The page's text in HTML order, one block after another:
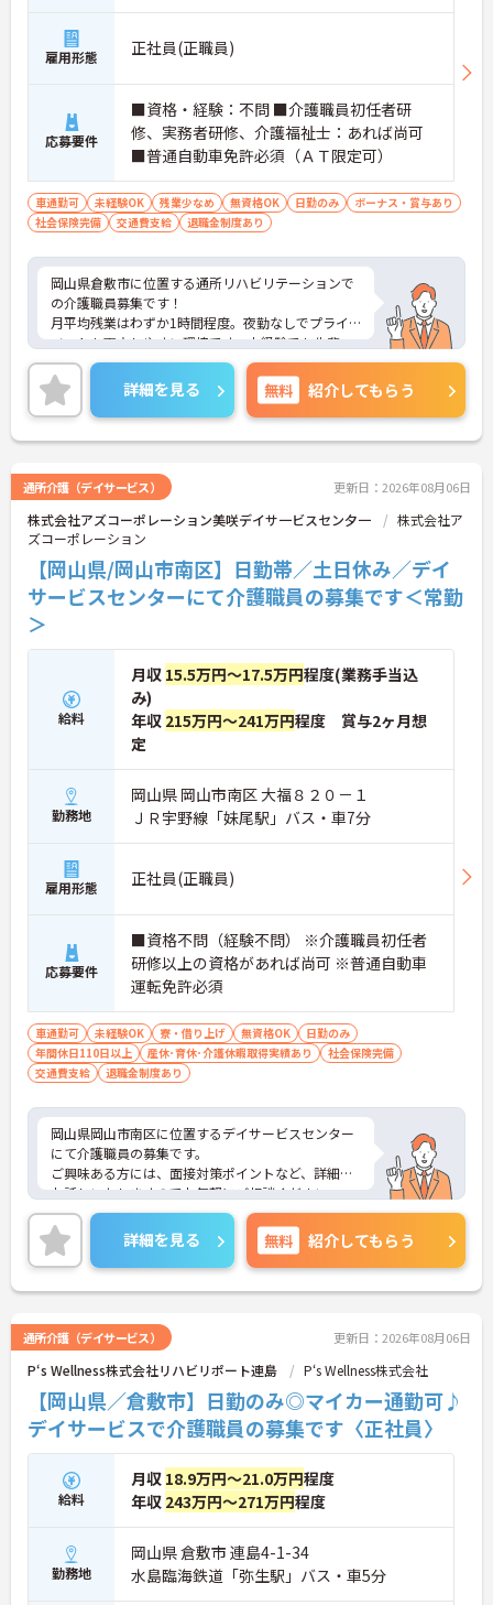
雇用形態 正社員(正職員)
応募要件
■資格・経験：不問 ■介護職員初任者研
修、実務者研修、介護福祉士：あれば尚可
■普通自動車免許必須（ＡＴ限定可）
車通勤可 未経験OK 残業少なめ 無資格OK 日勤のみ
ボーナス・賞与あり
社会保険完備
交通費支給 退職金制度あり
岡山県倉敷市に位置する通所リハビリテーションで
の介護職員募集です！
月平均残業はわずか1時間程度。夜勤なしでプライ
ベートも両立しやすい環境です。未経験でも先輩ス
タッフや制度のフォローがあるので安心して成長で
きる職場です。
ご興味のある方には、面接対策ポイントなど、さら
に詳細をご案内しますのでお気軽にご相談くださ
い！
詳細を見る 無料 紹介してもらう
通所介護（デイサービス） 更新日：2026年08月06日
株式会社アズコーポレーション美咲デイサ一ビスセン夕一
株式会社ア
ズコーポレーション
【岡山県/岡山市南区】日勤帯／土日休み／デイ
サービスセンターにて介護職員の募集です＜常勤
＞
給料
月収 15.5万円～17.5万円程度(業務手当込
み)
年収 215万円～241万円程度 賞与2ヶ月想
定
勤務地
岡山県 岡山市南区 大福８２０－１
ＪＲ宇野線「妹尾駅」バス・車7分
雇用形態 正社員(正職員)
応募要件
■資格不問（経験不問） ※介護職員初任者
研修以上の資格があれば尚可 ※普通自動車
運転免許必須
車通勤可 未経験OK 寮・借り上げ 無資格OK
日勤のみ
年間休日110日以上
産休･育休･介護休暇取得実績あり
社会保険完備
交通費支給
退職金制度あり
岡山県岡山市南区に位置するデイサービスセンター
にて介護職員の募集です。
ご興味ある方には、面接対策ポイントなど、詳細を
お話しいたしますのでお気軽にご相談ください。
詳細を見る 無料 紹介してもらう
通所介護（デイサービス） 更新日：2026年08月06日
P‘s Wellness株式会社リハビリポート連島 P‘s Wellness株式会社
【岡山県／倉敷市】日勤のみ◎マイカー通勤可♪
デイサービスで介護職員の募集です〈正社員〉
給料
月収 18.9万円～21.0万円程度
年収 243万円～271万円程度
勤務地
岡山県 倉敷市 連島4-1-34
水島臨海鉄道「弥生駅」バス・車5分